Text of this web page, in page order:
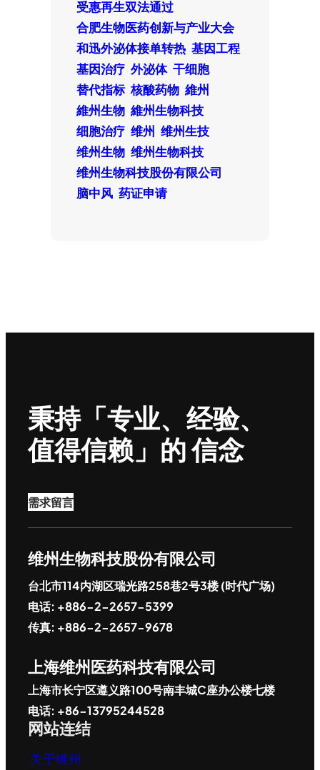
受惠再生双法通过
合肥生物医药创新与产业大会
和迅外泌体接单转热 基因工程
基因治疗 外泌体 干细胞
替代指标 核酸药物 維州
維州生物 維州生物科技
细胞治疗 维州 维州生技
维州生物 维州生物科技
维州生物科技股份有限公司
脑中风 药证申请
秉持「专业、经验、
值得信赖」的 信念
需求留言
维州生物科技股份有限公司
台北市114内湖区瑞光路258巷2号3楼 (时代广场)
电话: +886-2-2657-5399
传真: +886-2-2657-9678
上海维州医药科技有限公司
上海市长宁区遵义路100号南丰城C座办公楼七楼
电话: +86-13795244528
网站连结
关于维州